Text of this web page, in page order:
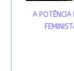
A POTÊNCIA